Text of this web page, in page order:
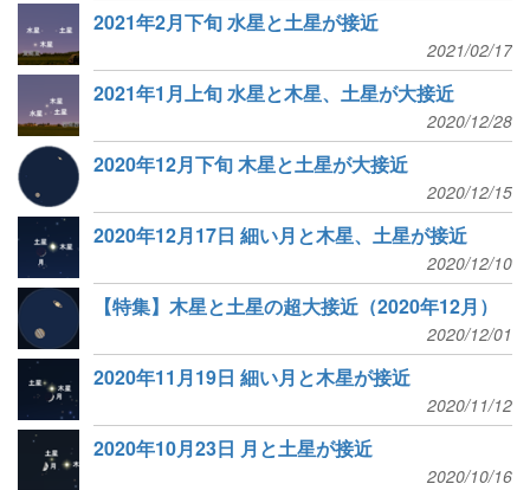
2021年2月下旬 水星と土星が接近
2021/02/17
2021年1月上旬 水星と木星、土星が大接近
2020/12/28
2020年12月下旬 木星と土星が大接近
2020/12/15
2020年12月17日 細い月と木星、土星が接近
2020/12/10
【特集】木星と土星の超大接近（2020年12月）
2020/12/01
2020年11月19日 細い月と木星が接近
2020/11/12
2020年10月23日 月と土星が接近
2020/10/16